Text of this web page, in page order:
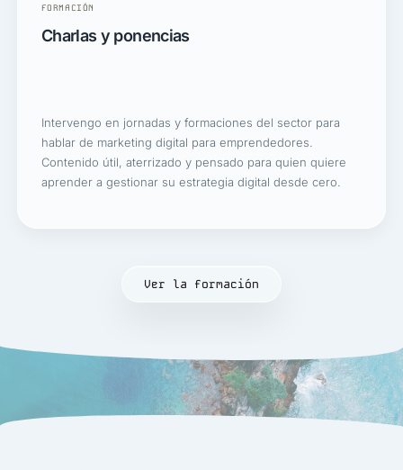
FORMACIÓN
Charlas y ponencias
Intervengo en jornadas y formaciones del sector para
hablar de marketing digital para emprendedores.
Contenido útil, aterrizado y pensado para quien quiere
aprender a gestionar su estrategia digital desde cero.
Ver la formación